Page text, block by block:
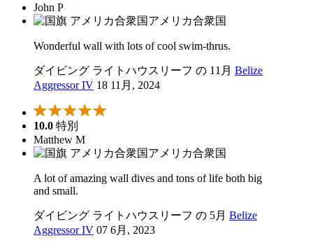
John P
アメリカ合衆国
Wonderful wall with lots of cool swim-thrus.
ダイビング ライトハウスリーフ の 11月 Belize
Aggressor IV 18 11月, 2024
10.0 特別
Matthew M
アメリカ合衆国
A lot of amazing wall dives and tons of life both big
and small.
ダイビング ライトハウスリーフ の 5月 Belize
Aggressor IV 07 6月, 2023